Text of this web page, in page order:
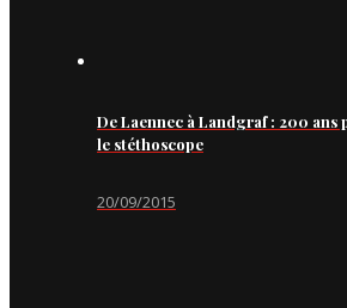
De Laennec à Landgraf : 200
le stéthoscope
20/09/2015